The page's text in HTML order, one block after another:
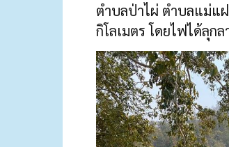
ตำบลป่าไผ่ ตำบลแม่แ
กิโลเมตร โดยไฟได้ลุก